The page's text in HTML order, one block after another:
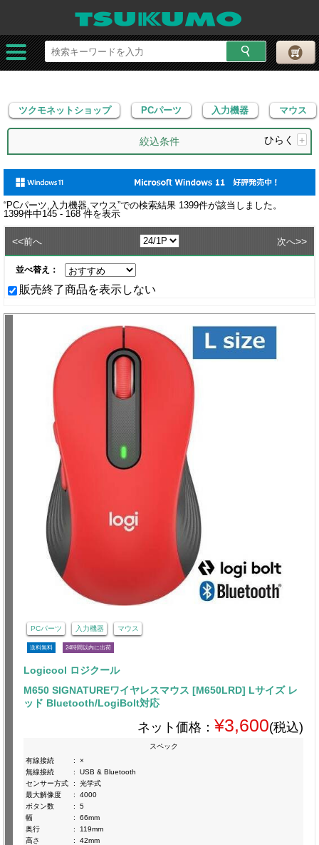
ツクモネットショップ PCパーツ マウス
ツクモネットショップ PCパーツ 入力機器 マウス
絞込条件 ひらく +
“PCパーツ,入力機器,マウス”での検索結果 1399件が該当しました。
1399件中145 - 168件を表示
<<前へ 次へ>>
並べ替え：
販売終了商品を表示しない
PCパーツ 入力機器 マウス
送料無料 24時間以内に出荷
Logicool ロジクール
M650 SIGNATUREワイヤレスマウス [M650LRD] Lサイズ レ
ッド Bluetooth/LogiBolt対応
ネット価格： ¥3,600(税込)
スペック
有線接続
:
×
無線接続
:
USB & Bluetooth
センサー方式
:
光学式
最大解像度
:
4000
ボタン数
:
5
幅
:
66mm
奥行
:
119mm
高さ
:
42mm